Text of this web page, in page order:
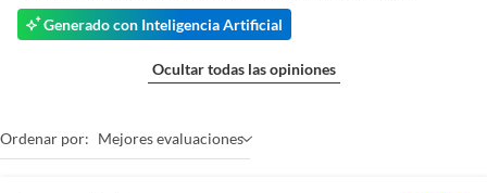
Generado con Inteligencia Artificial
Ocultar todas las opiniones
Ordenar por: Mejores evaluaciones